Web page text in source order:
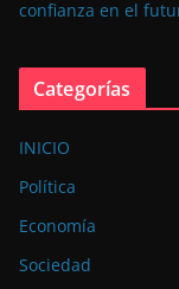
confianza en el
Categorías
INICIO
Política
Economía
Sociedad